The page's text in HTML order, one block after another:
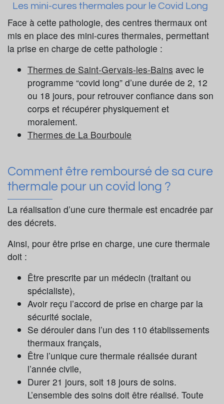
Les mini-cures thermales pour le Covid Long
Face à cette pathologie, des centres thermaux ont
mis en place des mini-cures thermales, permettant
la prise en charge de cette pathologie :
Thermes de Saint-Gervais-les-Bains avec le
programme “covid long” d’une durée de 2, 12
ou 18 jours, pour retrouver confiance dans son
corps et récupérer physiquement et
moralement.
Thermes de La Bourboule
Comment être remboursé de sa cure
thermale pour un covid long ?
La réalisation d’une cure thermale est encadrée par
des décrets.
Ainsi, pour être prise en charge, une cure thermale
doit :
Être prescrite par un médecin (traitant ou
spécialiste),
Avoir reçu l’accord de prise en charge par la
sécurité sociale,
Se dérouler dans l’un des 110 établissements
thermaux français,
Être l’unique cure thermale réalisée durant
l’année civile,
Durer 21 jours, soit 18 jours de soins.
L’ensemble des soins doit être réalisé. Toute